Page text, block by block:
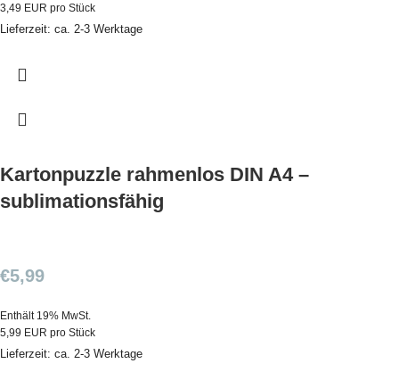
3,49 EUR pro Stück
Lieferzeit: ca. 2-3 Werktage
Kartonpuzzle rahmenlos DIN A4 –
sublimationsfähig
€5,99
Enthält 19% MwSt.
5,99 EUR pro Stück
Lieferzeit: ca. 2-3 Werktage